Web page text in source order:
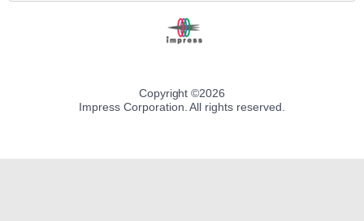
Copyright ©2026
Impress Corporation. All rights reserved.